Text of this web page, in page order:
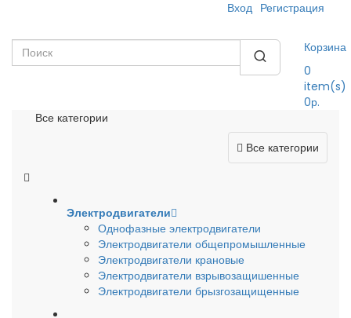
Вход Регистрация
Корзина
0
item(s)
0р.
Все категории
Все категории
Электродвигатели
Однофазные электродвигатели
Электродвигатели общепромышленные
Электродвигатели крановые
Электродвигатели взрывозащишенные
Электродвигатели брызгозащищенные